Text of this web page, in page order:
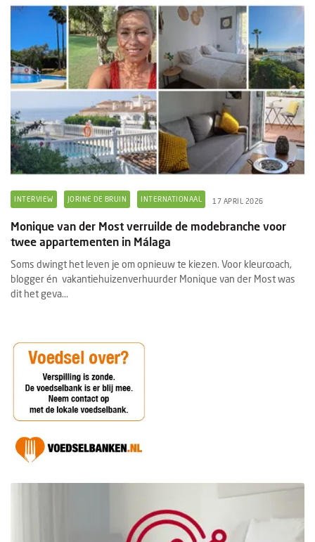
INTERVIEW JORINE DE BRUIN INTERNATIONAAL 17 APRIL 2026
Monique van der Most verruilde de modebranche voor
twee appartementen in Málaga
Soms dwingt het leven je om opnieuw te kiezen. Voor kleurcoach,
blogger én vakantiehuizenverhuurder Monique van der Most was
dit het geva...